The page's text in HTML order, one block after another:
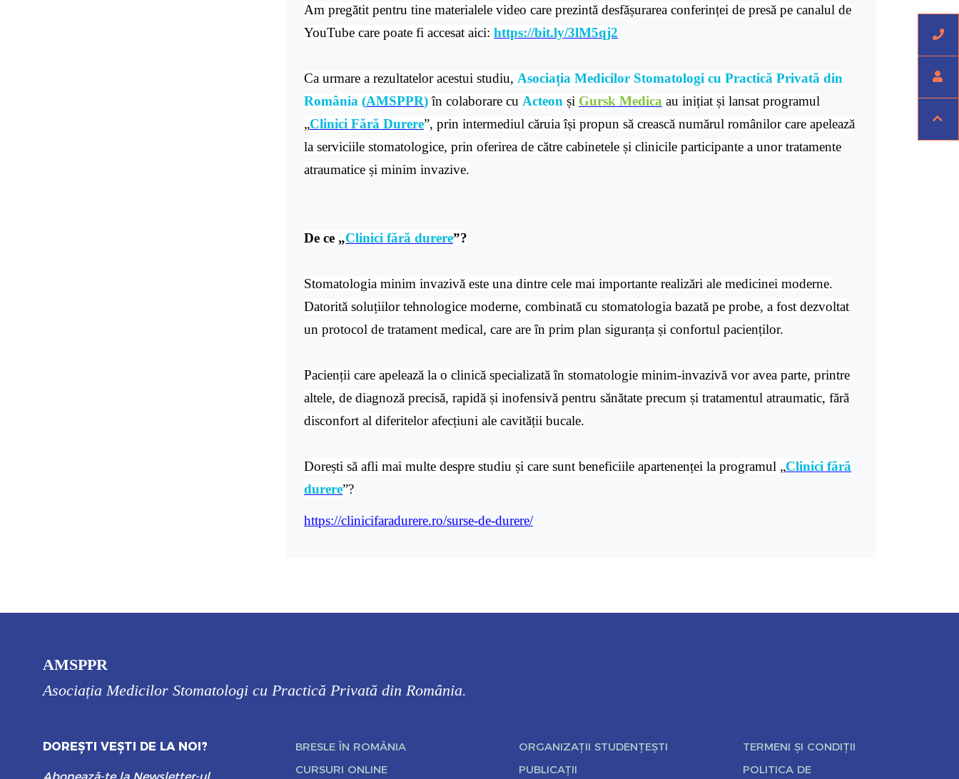
Am pregătit pentru tine materialele video care prezintă desfășurarea conferinței de presă pe canalul de
YouTube care poate fi accesat aici: https://bit.ly/3lM5qj2
Ca urmare a rezultatelor acestui studiu, Asociația Medicilor Stomatologi cu Practică Privată din
România (AMSPPR)în colaborare cu Acteon și Gursk Medica au inițiat și lansat programul
„Clinici Fără Durere”, prin intermediul căruia își propun să crească numărul românilor care apelează
la serviciile stomatologice, prin oferirea de către cabinetele și clinicile participante a unor tratamente
atraumatice și minim invazive.
De ce „Clinici fără durere”?
Stomatologia minim invazivă este una dintre cele mai importante realizări ale medicinei moderne.
Datorită soluțiilor tehnologice moderne, combinată cu stomatologia bazată pe probe, a fost dezvoltat
un protocol de tratament medical, care are în prim plan siguranța și confortul pacienților.
Pacienții care apelează la o clinică specializată în stomatologie minim-invazivă vor avea parte, printre
altele, de diagnoză precisă, rapidă și inofensivă pentru sănătate precum și tratamentul atraumatic, fără
disconfort al diferitelor afecțiuni ale cavității bucale.
Dorești să afli mai multe despre studiu și care sunt beneficiile apartenenței la programul „Clinici fără
durere”?
https://clinicifaradurere.ro/surse-de-durere/
AMSPPR
Asociația Medicilor Stomatologi cu Practică Privată din România.
DOREȘTI VEȘTI DE LA NOI?
BRESLE ÎN ROMÂNIA
CURSURI ONLINE
ORGANIZAȚII STUDENȚEȘTI
PUBLICAȚII
TERMENI ȘI CONDIȚII
POLITICA DE